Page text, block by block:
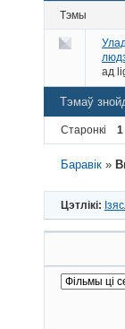
Тэмы
ад
Тэмаў
Старонкі 1
Баравік »
Цэтлікі: